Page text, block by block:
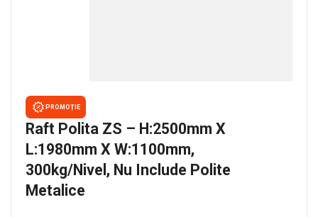
PROMOȚIE
Raft Polita ZS – H:2500mm X
L:1980mm X W:1100mm,
300kg/nivel, Nu Include Polite
Metalice